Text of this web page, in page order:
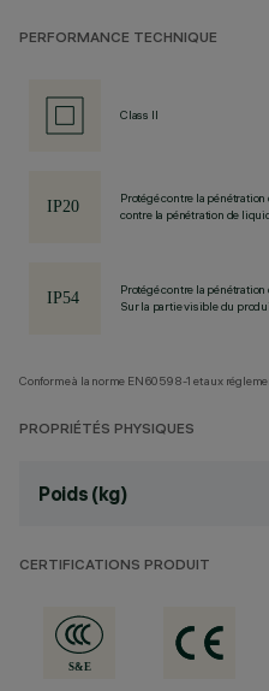
PERFORMANCE TECHNIQUE
Class II
Protégé contre la
contre la pénétration de
Protégé contre la
Sur la partie visible du
Conforme à la norme EN60598-1 et aux
PROPRIÉTÉS PHYSIQUES
Poids (kg)
CERTIFICATIONS PRODUIT